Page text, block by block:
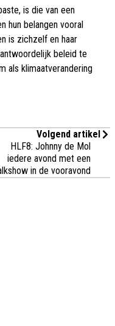
is die van een
hun belangen vooral
is zichzelf en haar
beleid te
als klimaatverandering
Volgend artikel
HLF8: Johnny de Mol
iedere avond met een
in de vooravond